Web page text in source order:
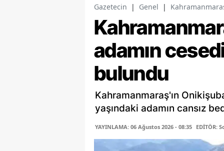
Gazetecin | Genel |
adamın
bulundu
Kahramanmaraş'ın
yaşındaki adamın cansız
YAYINLAMA: 06 Ağustos 2026 - 08:35 EDİTÖR: